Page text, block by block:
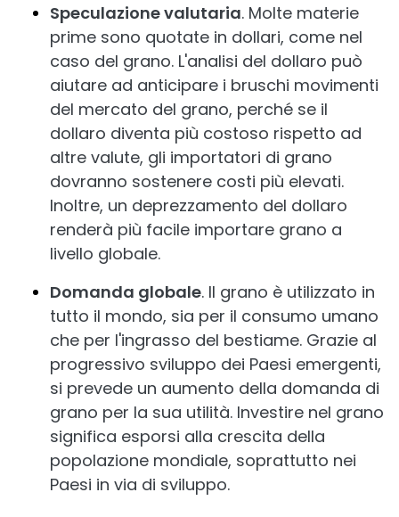
Speculazione valutaria. Molte materie
prime sono quotate in dollari, come nel
caso del grano. L'analisi del dollaro può
aiutare ad anticipare i bruschi movimenti
del mercato del grano, perché se il
dollaro diventa più costoso rispetto ad
altre valute, gli importatori di grano
dovranno sostenere costi più elevati.
Inoltre, un deprezzamento del dollaro
renderà più facile importare grano a
livello globale.
Domanda globale. Il grano è utilizzato in
tutto il mondo, sia per il consumo umano
che per l'ingrasso del bestiame. Grazie al
progressivo sviluppo dei Paesi emergenti,
si prevede un aumento della domanda di
grano per la sua utilità. Investire nel grano
significa esporsi alla crescita della
popolazione mondiale, soprattutto nei
Paesi in via di sviluppo.